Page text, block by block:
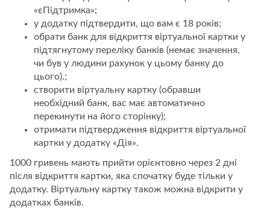
«єПідтримка»;
у додатку підтвердити, що вам є 18 років;
обрати банк для відкриття віртуальної картки у
підтягнутому переліку банків (немає значення,
чи був у людини рахунок у цьому банку до
цього).;
створити віртуальну картку (обравши
необхідний банк, вас має автоматично
перекинути на його сторінку);
отримати підтвердження відкриття віртуальної
картки у додатку «Дія».
1000 гривень мають прийти орієнтовно через 2 дні
після відкриття картки, яка спочатку буде тільки у
додатку. Віртуальну картку також можна відкрити у
додатках банків.